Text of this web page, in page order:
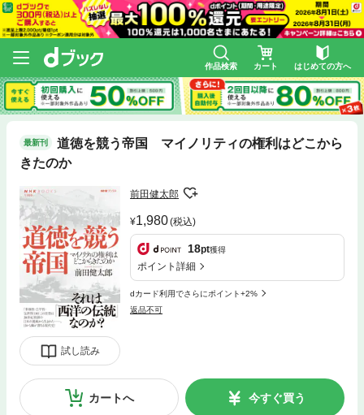
作品検索 カート はじめての方へ
最新刊
道徳を競う帝国 マイノリティの権利はどこから
きたのか
試し読み
前田健太郎
1,980(税込)
18pt獲得
ポイント詳細
dカード利用でさらにポイント+2%
返品不可
カートへ 今すぐ買う